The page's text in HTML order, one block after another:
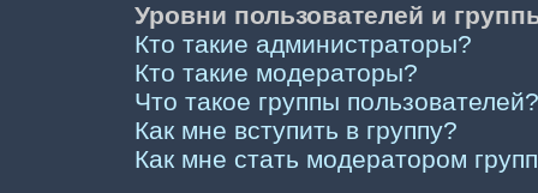
Уровни пользователей и
Кто такие администраторы?
Кто такие модераторы?
Что такое группы пользователей?
Как мне вступить в группу?
Как мне стать модератором